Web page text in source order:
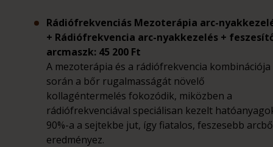
Rádiófrekvenciás Mezoterápia arc-
+ Rádiófrekvencia arc-nyakkezelés +
arcmaszk: 45 200 Ft
A mezoterápia és a rádiófrekvencia kombinációja
során a bőr rugalmasságát növelő
kollagéntermelés fokozódik, miközben a
rádiófrekvenciával speciálisan kezelt
90%-a a sejtekbe jut, így fiatalos, feszesebb
eredményez.